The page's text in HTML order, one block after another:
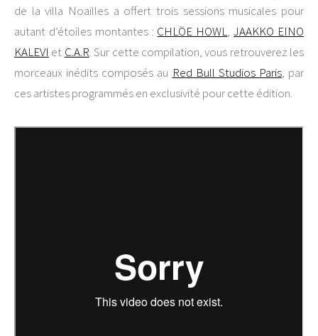
de la villa Noailles a offert trois sessions musicales pour
autant d’étoiles montantes : CHLÖE HOWL,JAAKKO EINO
KALEVI et C.A.R. Sur cette compilation, vous retrouverez les
morceaux inédits composés au Red Bull Studios Paris, par
ces artistes programmés en exclusivité pour cette édition.